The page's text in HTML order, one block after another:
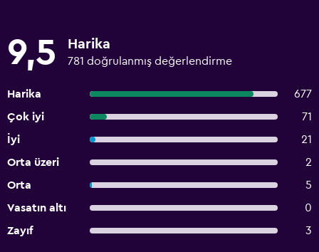
9,5 Harika
781 doğrulanmış değerlendirme
Harika
677
Çok iyi
71
İyi
21
Orta üzeri
2
Orta
5
Vasatın altı
0
Zayıf
3